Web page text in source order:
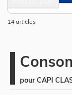
14 articles
pour CAPI